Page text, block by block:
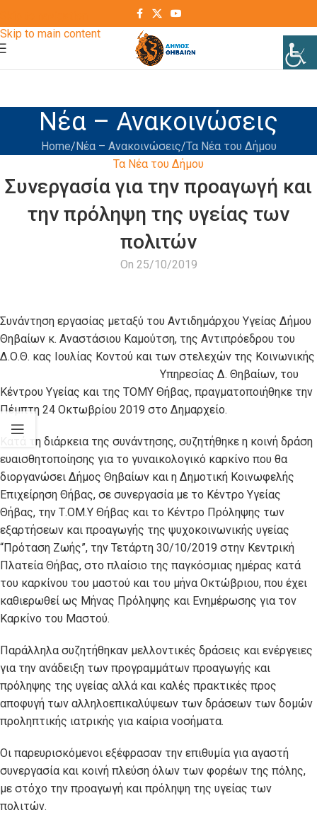
Skip to main content
Νέα – Ανακοινώσεις
Home Νέα – Ανακοινώσεις Τα Νέα του Δήμου
Τα Νέα του Δήμου
Συνεργασία για την προαγωγή και
την πρόληψη της υγείας των
πολιτών
On 25/10/2019
Συνάντηση εργασίας μεταξύ του Αντιδημάρχου Υγείας Δήμου
Θηβαίων κ. Αναστάσιου Καμούτση, της Αντιπρόεδρου του
Δ.Ο.Θ. κας Ιουλίας Κοντού και των στελεχών της Κοινωνικής
Υπηρεσίας Δ. Θηβαίων, του
Κέντρου Υγείας και της ΤΟΜΥ Θήβας, πραγματοποιήθηκε την
Πέμπτη 24 Οκτωβρίου 2019 στο Δημαρχείο.
Κατά τη διάρκεια της συνάντησης, συζητήθηκε η κοινή δράση
ευαισθητοποίησης για το γυναικολογικό καρκίνο που θα
διοργανώσει Δήμος Θηβαίων και η Δημοτική Κοινωφελής
Επιχείρηση Θήβας, σε συνεργασία με το Κέντρο Υγείας
Θήβας, την Τ.ΟΜ.Υ Θήβας και το Κέντρο Πρόληψης των
εξαρτήσεων και προαγωγής της ψυχοκοινωνικής υγείας
“Πρόταση Ζωής”, την Τετάρτη 30/10/2019 στην Κεντρική
Πλατεία Θήβας, στο πλαίσιο της παγκόσμιας ημέρας κατά
του καρκίνου του μαστού και του μήνα Οκτώβριου, που έχει
καθιερωθεί ως Μήνας Πρόληψης και Ενημέρωσης για τον
Καρκίνο του Μαστού.
Παράλληλα συζητήθηκαν μελλοντικές δράσεις και ενέργειες
για την ανάδειξη των προγραμμάτων προαγωγής και
πρόληψης της υγείας αλλά και καλές πρακτικές προς
αποφυγή των αλληλοεπικαλύψεων των δράσεων των δομών
προληπτικής ιατρικής για καίρια νοσήματα.
Οι παρευρισκόμενοι εξέφρασαν την επιθυμία για αγαστή
συνεργασία και κοινή πλεύση όλων των φορέων της πόλης,
με στόχο την προαγωγή και πρόληψη της υγείας των
πολιτών.